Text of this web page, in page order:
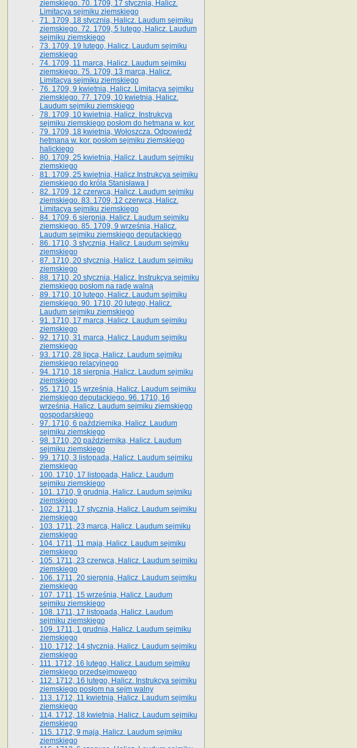
ziemskiego. 70. 1709, 17 stycznia, Halicz.
Limitacya sejmiku ziemskiego
71. 1709, 18 stycznia, Halicz. Laudum sejmiku
ziemskiego. 72. 1709, 5 lutego, Halicz. Laudum
sejmiku ziemskiego
73. 1709, 19 lutego, Halicz. Laudum sejmiku
ziemskiego
74. 1709, 11 marca, Halicz. Laudum sejmiku
ziemskiego. 75. 1709, 13 marca, Halicz.
Limitacya sejmiku ziemskiego
76. 1709, 9 kwietnia, Halicz. Limitacya sejmiku
ziemskiego. 77. 1709, 10 kwietnia, Halicz.
Laudum sejmiku ziemskiego
78. 1709, 10 kwietnia, Halicz. Instrukcya
sejmiku ziemskiego posłom do hetmana w. kor.
79. 1709, 18 kwietnia, Wołoszcza. Odpowiedź
hetmana w. kor. posłom sejmiku ziemskiego
halickiego
80. 1709, 25 kwietnia, Halicz. Laudum sejmiku
ziemskiego
81. 1709, 25 kwietnia, Halicz.Instrukcya sejmiku
ziemskiego do króla Stanisława I
82. 1709, 12 czerwca, Halicz. Laudum sejmiku
ziemskiego. 83. 1709, 12 czerwca, Halicz.
Limitacya sejmiku ziemskiego
84. 1709, 6 sierpnia, Halicz. Laudum sejmiku
ziemskiego. 85. 1709, 9 września, Halicz.
Laudum sejmiku ziemskiego deputackiego
86. 1710, 3 stycznia, Halicz. Laudum sejmiku
ziemskiego
87. 1710, 20 stycznia, Halicz. Laudum sejmiku
ziemskiego
88. 1710, 20 stycznia, Halicz. Instrukcya sejmiku
ziemskiego posłom na radę walną
89. 1710, 10 lutego, Halicz. Laudum sejmiku
ziemskiego. 90. 1710, 20 lutego, Halicz.
Laudum sejmiku ziemskiego
91. 1710, 17 marca, Halicz. Laudum sejmiku
ziemskiego
92. 1710, 31 marca, Halicz. Laudum sejmiku
ziemskiego
93. 1710, 28 lipca, Halicz. Laudum sejmiku
ziemskiego relacyjnego
94. 1710, 18 sierpnia, Halicz. Laudum sejmiku
ziemskiego
95. 1710, 15 września, Halicz. Laudum sejmiku
ziemskiego deputackiego. 96. 1710, 16
września, Halicz. Laudum sejmiku ziemskiego
gospodarskiego
97. 1710, 6 października, Halicz. Laudum
sejmiku ziemskiego
98. 1710, 20 października, Halicz. Laudum
sejmiku ziemskiego
99. 1710, 3 listopada, Halicz. Laudum sejmiku
ziemskiego
100. 1710, 17 listopada, Halicz. Laudum
sejmiku ziemskiego
101. 1710, 9 grudnia, Halicz. Laudum sejmiku
ziemskiego
102. 1711, 17 stycznia, Halicz. Laudum sejmiku
ziemskiego
103. 1711, 23 marca, Halicz. Laudum sejmiku
ziemskiego
104. 1711, 11 maja, Halicz. Laudum sejmiku
ziemskiego
105. 1711, 23 czerwca, Halicz. Laudum sejmiku
ziemskiego
106. 1711, 20 sierpnia, Halicz. Laudum sejmiku
ziemskiego
107. 1711, 15 września, Halicz. Laudum
sejmiku ziemskiego
108. 1711, 17 listopada, Halicz. Laudum
sejmiku ziemskiego
109. 1711, 1 grudnia, Halicz. Laudum sejmiku
ziemskiego
110. 1712, 14 stycznia, Halicz. Laudum sejmiku
ziemskiego
111. 1712, 16 lutego, Halicz. Laudum sejmiku
ziemskiego przedsejmowego
112. 1712, 16 lutego, Halicz. Instrukcya sejmiku
ziemskiego posłom na sejm walny
113. 1712, 11 kwietnia, Halicz. Laudum sejmiku
ziemskiego
114. 1712, 18 kwietnia, Halicz. Laudum sejmiku
ziemskiego
115. 1712, 9 maja, Halicz. Laudum sejmiku
ziemskiego